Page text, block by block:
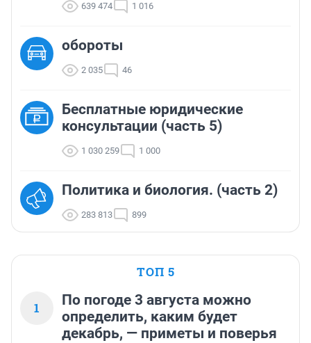
639 474 1 016
обороты
2 035 46
Бесплатные юридические
консультации (часть 5)
1 030 259 1 000
Политика и биология. (часть 2)
283 813 899
ТОП 5
1
По погоде 3 августа можно
определить, каким будет
декабрь, — приметы и поверья